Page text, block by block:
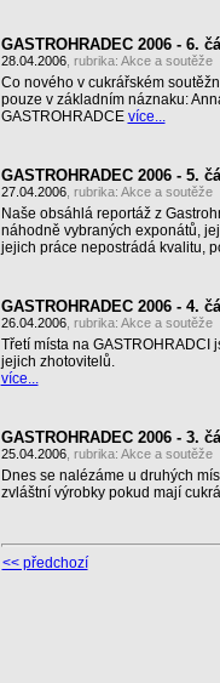
GASTROHRADEC 2006 - 6.
28.04.2006, rubrika: Akce a soutěže
Co nového v cukrářském
pouze v základním náznaku:
GASTROHRADCE více...
GASTROHRADEC 2006 - 5.
27.04.2006, rubrika: Akce a soutěže
Naše obsáhlá reportáž z
náhodně vybraných exponátů,
jejich práce nepostrádá kvalitu,
GASTROHRADEC 2006 - 4.
26.04.2006, rubrika: Akce a soutěže
Třetí místa na GASTROHRADCI
jejich zhotovitelů.
více...
GASTROHRADEC 2006 - 3.
25.04.2006, rubrika: Akce a soutěže
Dnes se nalézáme u druhých
zvláštní výrobky pokud mají
<< předchozí